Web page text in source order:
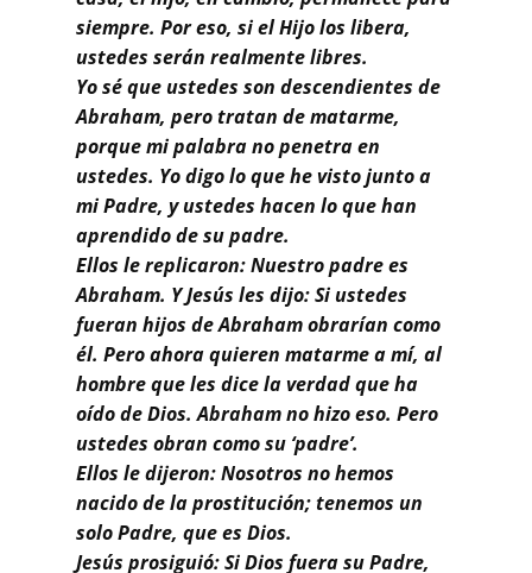
siempre. Por eso, si el Hijo los libera,
ustedes serán realmente libres.
Yo sé que ustedes son descendientes de
Abraham, pero tratan de matarme,
porque mi palabra no penetra en
ustedes. Yo digo lo que he visto junto a
mi Padre, y ustedes hacen lo que han
aprendido de su padre.
Ellos le replicaron: Nuestro padre es
Abraham. Y Jesús les dijo: Si ustedes
fueran hijos de Abraham obrarían como
él. Pero ahora quieren matarme a mí, al
hombre que les dice la verdad que ha
oído de Dios. Abraham no hizo eso. Pero
ustedes obran como su ‘padre’.
Ellos le dijeron: Nosotros no hemos
nacido de la prostitución; tenemos un
solo Padre, que es Dios.
Jesús prosiguió: Si Dios fuera su Padre,